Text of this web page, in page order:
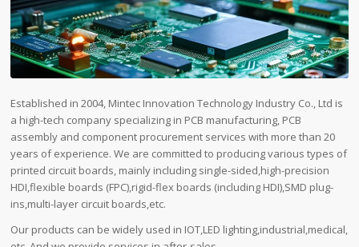
Established in 2004, Mintec Innovation Technology Industry Co., Ltd is
a high-tech company specializing in PCB manufacturing, PCB
assembly and component procurement services with more than 20
years of experience. We are committed to producing various types of
printed circuit boards, mainly including single-sided,high-precision
HDI,flexible boards (FPC),rigid-flex boards (including HDI),SMD plug-
ins,multi-layer circuit boards,etc.
Our products can be widely used in IOT,LED lighting,industrial,medical,